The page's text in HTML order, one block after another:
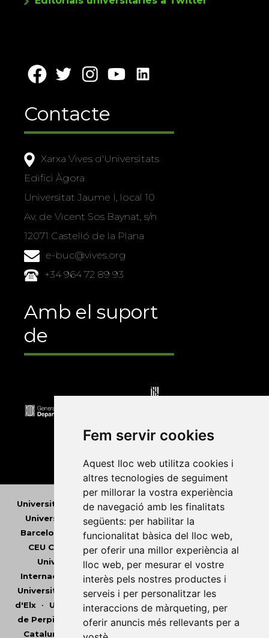
Fem servir cookies
Aquest lloc web utilitza cookies i
altres tecnologies de seguiment
per millorar la vostra experiència
de navegació amb les finalitats
següents: per habilitar la
funcionalitat bàsica del lloc web,
per oferir una millor experiència al
lloc web, per mesurar el vostre
interès pels nostres productes i
serveis i per personalitzar les
interaccions de màrqueting, per
oferir anuncis més rellevants per a
Contacte
Xarxa Vives d'Universitats
Edifici Àgora
Universitat Jaume I, local 10
Av. de Vicent Sos Baynat, s/n
12071 Castelló de la Plana
e-buc@vives.org
+34 964 72 89 93
Amb el suport
de
Universitat Abat Oliba CEU•Universitat d'Alacant
Universitat d'Andorra•Universitat Autònoma de
Barcelona
Universitat de Barcelona•Universitat
CEU Cardenal Herrera•Universitat de Girona •
Universitat de les Illes Balears• Universitat
Internacional de Catalunya•Universitat Jaume I
Universitat de Lleida• Universitat Miguel Hernández
d'Elx• Universitat Oberta de Catalunya•Universitat
de Perpinyà Via Domitia•Universitat Politècnica de
Catalunya
Universitat Politècnica de València